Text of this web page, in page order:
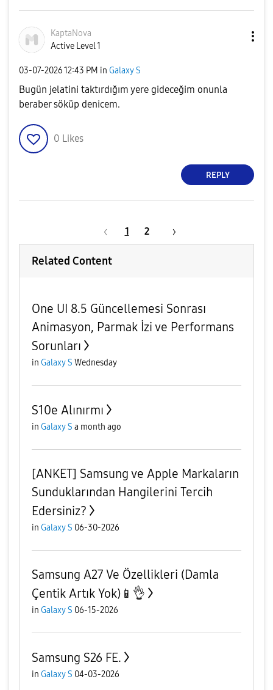
KaptaNova
Active Level 1
‎03-07-202612:43 PM in Galaxy S
Bugün jelatini taktırdığım yere gideceğim onunla
beraber söküp denicem.
0 Likes
REPLY
1 2
Related Content
One UI 8.5 Güncellemesi Sonrası
Animasyon, Parmak İzi ve Performans
Sorunları
in Galaxy S Wednesday
S10e Alınırmı
in Galaxy S a month ago
[ANKET] Samsung ve Apple Markaların
Sunduklarından Hangilerini Tercih
Edersiniz?
in Galaxy S 06-30-2026
Samsung A27 Ve Özellikleri (Damla
Çentik Artık Yok)📱👌
in Galaxy S 06-15-2026
Samsung S26 FE.
in Galaxy S 04-03-2026